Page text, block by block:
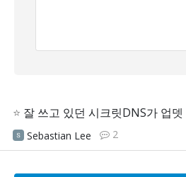
⭐ 잘 쓰고 있던 시크릿DNS가 업
Sebastian Lee 2